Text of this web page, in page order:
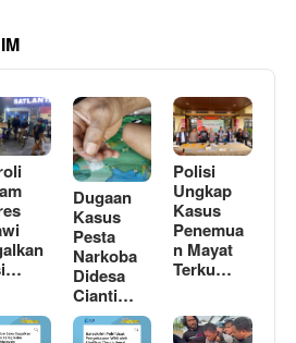
Dugaan
Kasus
Pesta
Narkoba
Didesa
Cianti…
Polisi
Ungkap
Kasus
Penemua
n Mayat
Terku…